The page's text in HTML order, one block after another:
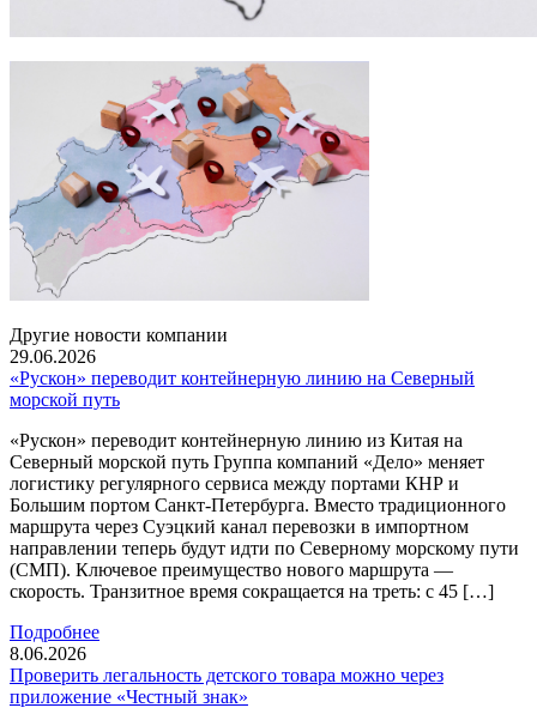
Другие новости компании
29.06.2026
«Рускон» переводит контейнерную линию на Северный
морской путь
«Рускон» переводит контейнерную линию из Китая на
Северный морской путь Группа компаний «Дело» меняет
логистику регулярного сервиса между портами КНР и
Большим портом Санкт-Петербурга. Вместо традиционного
маршрута через Суэцкий канал перевозки в импортном
направлении теперь будут идти по Северному морскому пути
(СМП). Ключевое преимущество нового маршрута —
скорость. Транзитное время сокращается на треть: с 45 […]
Подробнее
8.06.2026
Проверить легальность детского товара можно через
приложение «Честный знак»